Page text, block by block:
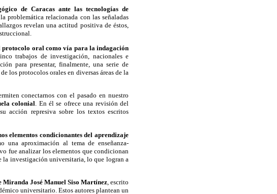
de Caracasante las tecnologías de
problemática relacionada con las señaladas
revelan una actitud positiva de éstos,
protocolo oral como vía para la indagación
trabajos de investigación, nacionales e
para presentar, finalmente, una serie de
los protocolos orales en diversas áreas de la
conectarnos con el pasado en nuestro
colonial. En él se ofrece una revisión del
acción represiva sobre los textos escritos
elementos condicionantes del aprendizaje
una aproximación al tema de enseñanza-
fue analizar los elementos que condicionan
la investigación universitaria, lo que logran a
Miranda José Manuel Siso Martínez , escrito
universitario. Estos autores plantean un